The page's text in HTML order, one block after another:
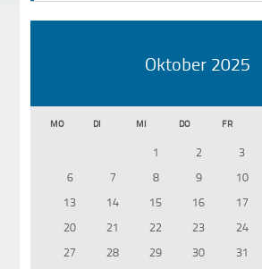
Oktober 2025
MO DI MI DO FR
1 2 3
6
7 8 9 10
13
14 15 16 17
20
21 22 23 24
27
28 29 30 31